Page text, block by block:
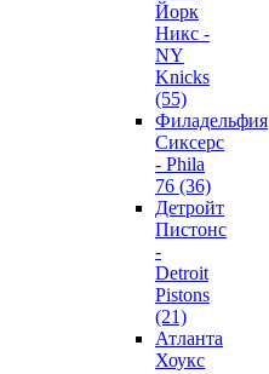
Йорк
Никс -
NY
Knicks
(55)
Филадельфия
Сиксерс
- Phila
76 (36)
Детройт
Пистонс
-
Detroit
Pistons
(21)
Атланта
Хоукс